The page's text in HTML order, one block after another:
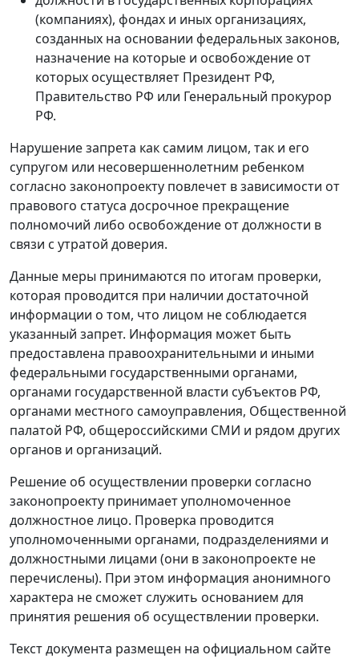
(компаниях), фондах и иных организациях,
созданных на основании федеральных законов,
назначение на которые и освобождение от
которых осуществляет Президент РФ,
Правительство РФ или Генеральный прокурор
РФ.
Нарушение запрета как самим лицом, так и его
супругом или несовершеннолетним ребенком
согласно законопроекту повлечет в зависимости от
правового статуса досрочное прекращение
полномочий либо освобождение от должности в
связи с утратой доверия.
Данные меры принимаются по итогам проверки,
которая проводится при наличии достаточной
информации о том, что лицом не соблюдается
указанный запрет. Информация может быть
предоставлена правоохранительными и иными
федеральными государственными органами,
органами государственной власти субъектов РФ,
органами местного самоуправления, Общественной
палатой РФ, общероссийскими СМИ и рядом других
органов и организаций.
Решение об осуществлении проверки согласно
законопроекту принимает уполномоченное
должностное лицо. Проверка проводится
уполномоченными органами, подразделениями и
должностными лицами (они в законопроекте не
перечислены). При этом информация анонимного
характера не сможет служить основанием для
принятия решения об осуществлении проверки.
Текст документа размещен на официальном сайте